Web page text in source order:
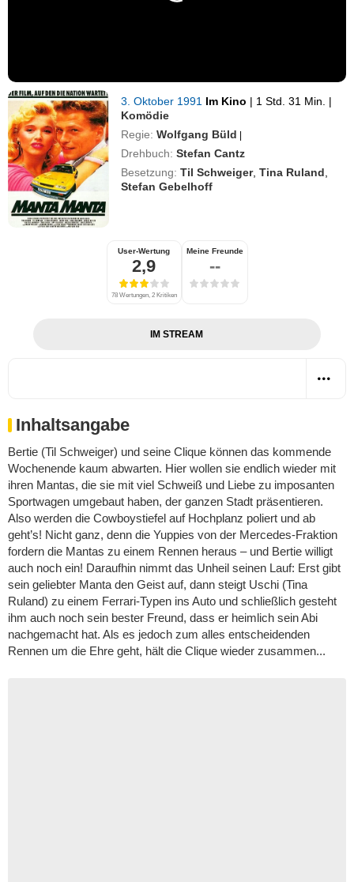
3. Oktober 1991 Im Kino | 1 Std. 31 Min. |
Komödie
Regie: Wolfgang Büld |
Drehbuch: Stefan Cantz
Besetzung: Til Schweiger,Tina Ruland
Stefan Gebelhoff
User-Wertung
2,9
78 Wertungen, 2 Kritiken
Meine Freunde
--
IM STREAM
Inhaltsangabe
Bertie (Til Schweiger) und seine Clique können das kommende
Wochenende kaum abwarten. Hier wollen sie endlich wieder mit
ihren Mantas, die sie mit viel Schweiß und Liebe zu imposanten
Sportwagen umgebaut haben, der ganzen Stadt präsentieren.
Also werden die Cowboystiefel auf Hochplanz poliert und ab
geht’s! Nicht ganz, denn die Yuppies von der Mercedes-Fraktion
fordern die Mantas zu einem Rennen heraus – und Bertie willigt
auch noch ein! Daraufhin nimmt das Unheil seinen Lauf: Erst gibt
sein geliebter Manta den Geist auf, dann steigt Uschi (Tina
Ruland) zu einem Ferrari-Typen ins Auto und schließlich gesteht
ihm auch noch sein bester Freund, dass er heimlich sein Abi
nachgemacht hat. Als es jedoch zum alles entscheidenden
Rennen um die Ehre geht, hält die Clique wieder zusammen...